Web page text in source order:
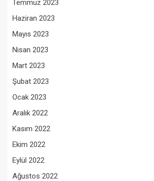
Temmuz 2023
Haziran 2023
Mayıs 2023
Nisan 2023
Mart 2023
Şubat 2023
Ocak 2023
Aralık 2022
Kasım 2022
Ekim 2022
Eylül 2022
Ağustos 2022